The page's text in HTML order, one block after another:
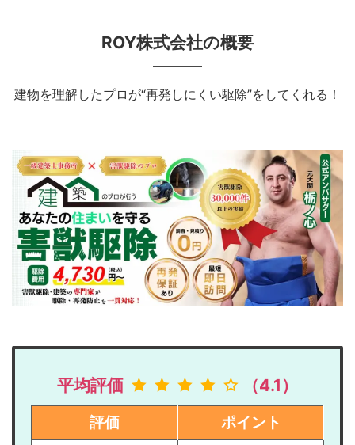
ROY株式会社の概要
建物を理解したプロが“再発しにくい駆除”をしてくれる！
平均評価 （4.1）
評価 ポイント